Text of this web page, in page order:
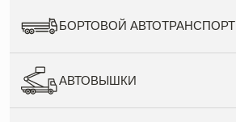
БОРТОВОЙ АВТОТРАНСПОРТ
АВТОВЫШКИ